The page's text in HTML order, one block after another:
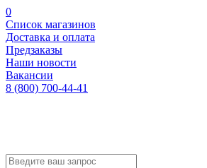
0
Список магазинов
Доставка и оплата
Предзаказы
Наши новости
Вакансии
8 (800) 700-44-41